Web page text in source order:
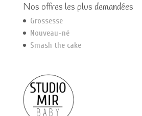
Nos offres les plus demandées
Grossesse
Nouveau-né
Smash the cake